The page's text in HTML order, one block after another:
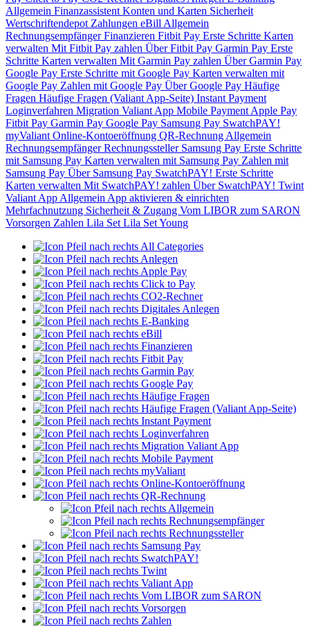
Allgemein Finanzassistent Konten und Karten Sicherheit
Wertschriftendepot Zahlungen eBill Allgemein
RechnungsempfängerFinanzieren Fitbit Pay Erste Schritte Karten
verwalten Mit Fitbit Pay zahlen Über Fitbit Pay Garmin Pay Erste
Schritte Karten verwalten Mit Garmin Pay zahlen Über Garmin Pay
Google Pay Erste Schritte mit Google Pay Karten verwalten mit
Google Pay Zahlen mit Google Pay Über Google Pay Häufige
Fragen Häufige Fragen (Valiant App-Seite) Instant Payment
Loginverfahren Migration Valiant App Mobile Payment Apple Pay
Fitbit Pay Garmin Pay Google Pay Samsung Pay SwatchPAY!
myValiant Online-Kontoeröffnung QR-Rechnung Allgemein
RechnungsempfängerRechnungssteller Samsung Pay Erste Schritte
mit Samsung Pay Karten verwalten mit Samsung Pay Zahlen mit
Samsung Pay Über Samsung Pay SwatchPAY! Erste Schritte
Karten verwalten Mit SwatchPAY! zahlen Über SwatchPAY! Twint
Valiant App Allgemein App aktivieren & einrichten
Mehrfachnutzung Sicherheit & Zugang Vom LIBOR zum SARON
Vorsorgen Zahlen Lila Set Lila Set Young
All Categories
Anlegen
Apple Pay
Click to Pay
CO2-Rechner
Digitales Anlegen
E-Banking
eBill
Finanzieren
Fitbit Pay
Garmin Pay
Google Pay
Häufige Fragen
Häufige Fragen (Valiant App-Seite)
Instant Payment
Loginverfahren
Migration Valiant App
Mobile Payment
myValiant
Online-Kontoeröffnung
QR-Rechnung
Allgemein
Rechnungsempfänger
Rechnungssteller
Samsung Pay
SwatchPAY!
Twint
Valiant App
Vom LIBOR zum SARON
Vorsorgen
Zahlen